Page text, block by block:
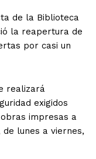
de la Biblioteca
la reapertura de
por casi un
realizará
exigidos
impresas a
lunes a viernes,